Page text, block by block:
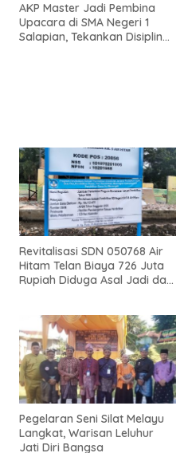
AKP Master Jadi Pembina
Upacara di SMA Negeri 1
Salapian, Tekankan Disiplin
Revitalisasi SDN 050768 Air
Hitam Telan Biaya 726 Juta
Rupiah Diduga Asal Jadi dan
Pegelaran Seni Silat Melayu
Langkat, Warisan Leluhur
Jati Diri Bangsa